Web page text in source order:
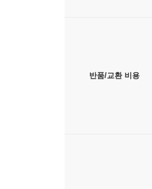
반품/교환 비용